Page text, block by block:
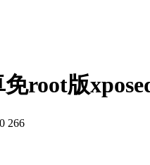
root版
0 266